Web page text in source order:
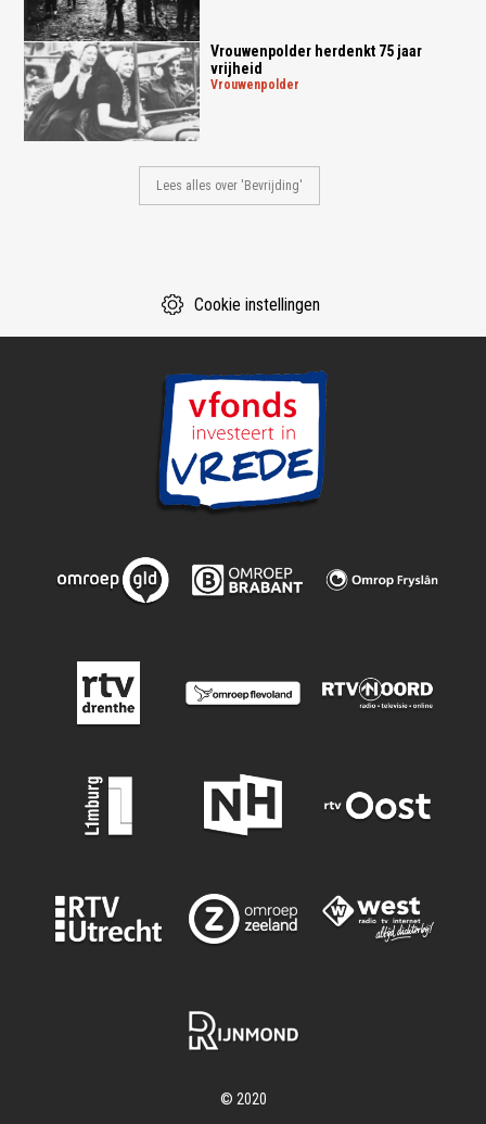
Vrouwenpolder herdenkt 75 jaar
vrijheid
vrouwenpolder
Lees alles over 'Bevrijding'
Cookie instellingen